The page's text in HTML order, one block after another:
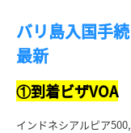
バリ島入国手
最新
①到着ビザVOA
インドネシアルピア